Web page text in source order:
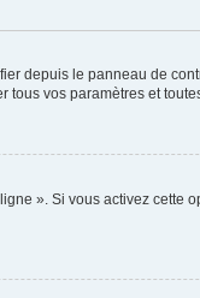
depuis le panneau de
tous vos paramètres et
». Si vous activez cette